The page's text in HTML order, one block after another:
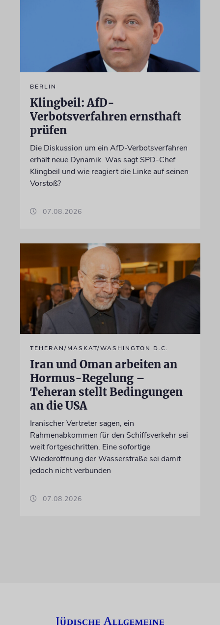
BERLIN
Klingbeil: AfD-
Verbotsverfahren ernsthaft
prüfen
Die Diskussion um ein AfD-Verbotsverfahren
erhält neue Dynamik. Was sagt SPD-Chef
Klingbeil und wie reagiert die Linke auf seinen
Vorstoß?
07.08.2026
TEHERAN/MASKAT/WASHINGTON D.C.
Iran und Oman arbeiten an
Hormus-Regelung –
Teheran stellt Bedingungen
an die USA
Iranischer Vertreter sagen, ein
Rahmenabkommen für den Schiffsverkehr sei
weit fortgeschritten. Eine sofortige
Wiederöffnung der Wasserstraße sei damit
jedoch nicht verbunden
07.08.2026